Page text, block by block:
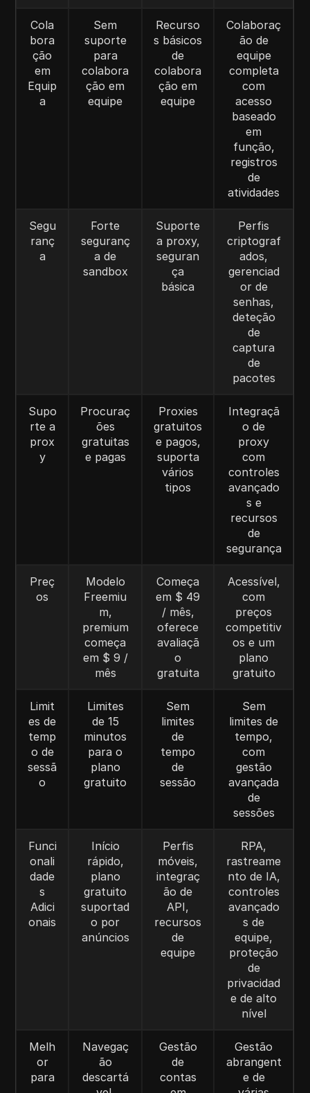
Cola
bora
ção
em
Equip
a
Sem
suporte
para
colabora
ção em
equipe
Recurso
s básicos
de
colabora
ção em
equipe
Colaboraç
ão de
equipe
completa
com
acesso
baseado
em
função,
registros
de
atividades
Segu
ranç
a
Forte
seguranç
a de
sandbox
Suporte
a proxy,
seguran
ça
básica
Perfis
criptograf
ados,
gerenciad
or de
senhas,
deteção
de
captura
de
pacotes
Supo
rte a
prox
y
Procuraç
ões
gratuitas
e pagas
Proxies
gratuitos
e pagos,
suporta
vários
tipos
Integraçã
o de
proxy
com
controles
avançado
s e
recursos
de
segurança
Preç
os
Modelo
Freemiu
m,
premium
começa
em $ 9 /
mês
Começa
em $ 49
/ mês,
oferece
avaliaçã
o
gratuita
Acessível,
com
preços
competitiv
os e um
plano
gratuito
Limit
es de
temp
o de
sessã
o
Limites
de 15
minutos
para o
plano
gratuito
Sem
limites
de
tempo
de
sessão
Sem
limites de
tempo,
com
gestão
avançada
de
sessões
Funci
onali
dade
s
Adici
onais
Início
rápido,
plano
gratuito
suportad
o por
anúncios
Perfis
móveis,
integraç
ão de
API,
recursos
de
equipe
RPA,
rastreame
nto de IA,
controles
avançado
s de
equipe,
proteção
de
privacidad
e de alto
nível
Melh
or
para
Navegaç
ão
descartá
Gestão
de
contas
Gestão
abrangent
e de